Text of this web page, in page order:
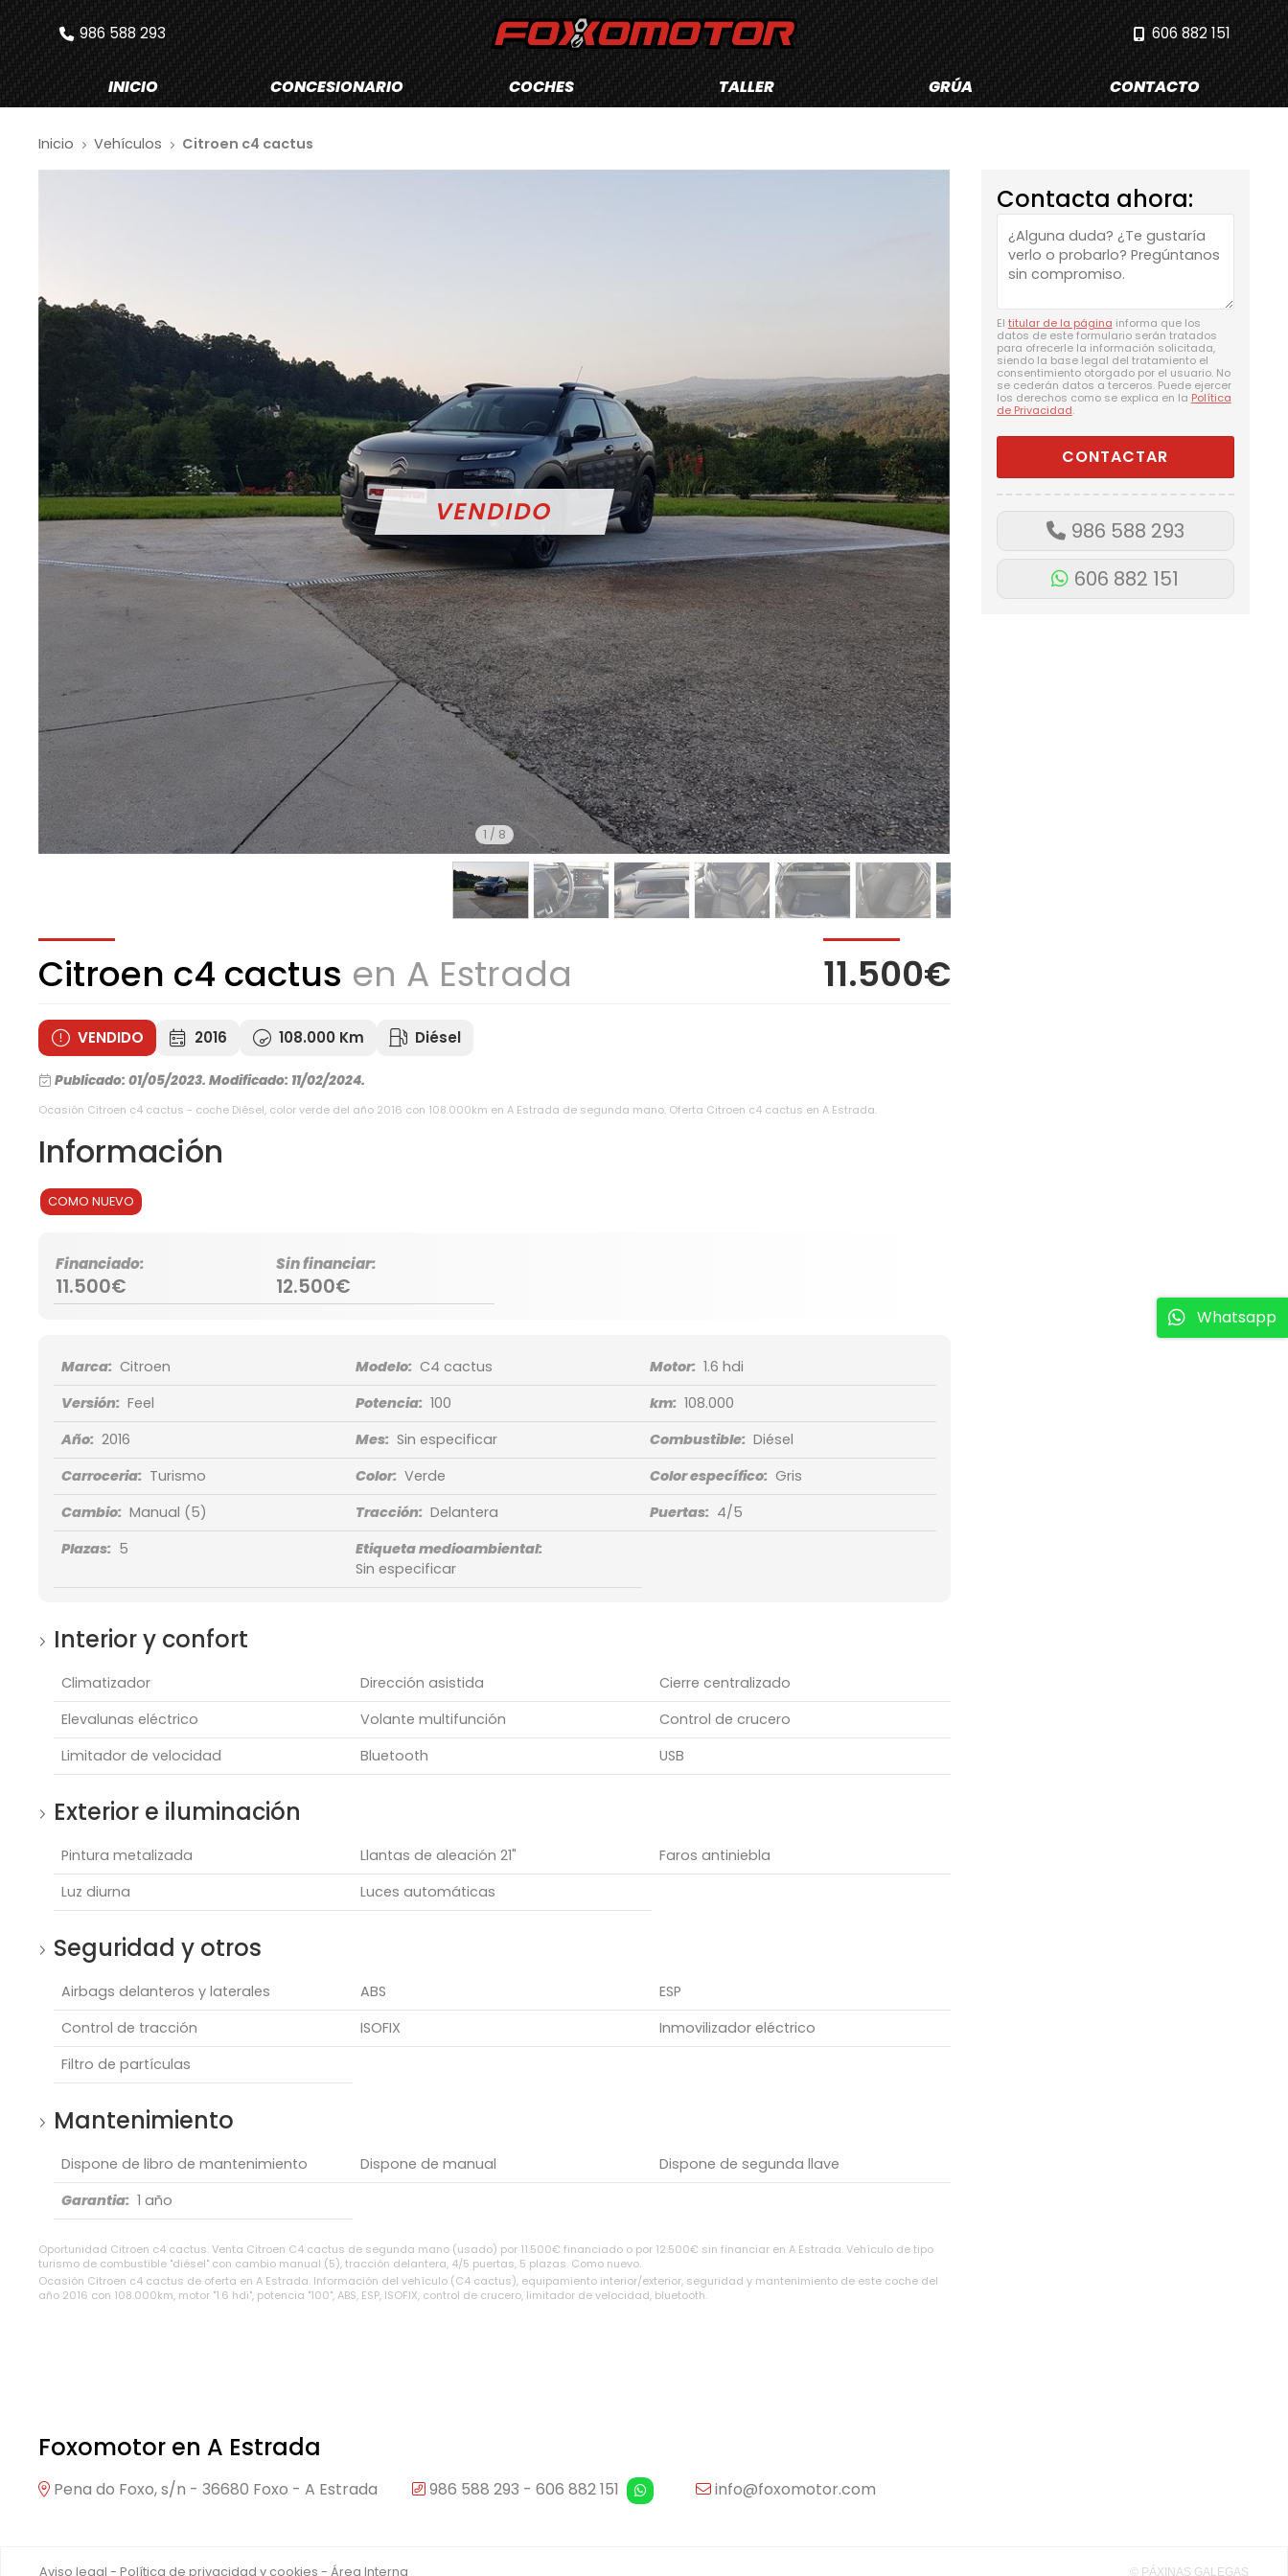
986 588 293 606 882 151
INICIO CONCESIONARIO COCHES TALLER GRÚA CONTACTO
Inicio Vehículos Citroen c4 cactus
Contacta ahora:
El titular de la página informa que los
datos de este formulario serán tratados
para ofrecerle la información solicitada,
siendo la base legal del tratamiento el
consentimiento otorgado por el usuario. No
se cederán datos a terceros. Puede ejercer
los derechos como se explica en la Política
de Privacidad.
986 588 293
606 882 151
1 / 8
Citroen c4 cactus en A Estrada 11.500€
VENDIDO 2016 108.000 Km Diésel
Publicado: 01/05/2023. Modificado: 11/02/2024.
Ocasión Citroen c4 cactus - coche Diésel, color verde del año 2016 con 108.000km en A Estrada de segunda mano. Oferta Citroen c4 cactus en A Estrada.
Información
COMO NUEVO
Financiado:
11.500€
Sin financiar:
12.500€
Marca: Citroen Modelo: C4 cactus Motor: 1.6 hdi
Versión: Feel Potencia: 100 km: 108.000
Año: 2016 Mes: Sin especificar Combustible: Diésel
Carroceria: Turismo Color: Verde Color específico: Gris
Cambio: Manual (5) Tracción: Delantera Puertas: 4/5
Plazas: 5
Etiqueta medioambiental:
Sin especificar
Interior y confort
Climatizador Dirección asistida
Cierre centralizado
Elevalunas eléctrico
Volante multifunción
Control de crucero
Limitador de velocidad
Bluetooth USB
Exterior e iluminación
Pintura metalizada Llantas de aleación 21"
Faros antiniebla
Luz diurna
Luces automáticas
Seguridad y otros
Airbags delanteros y laterales ABS
ESP
Control de tracción
ISOFIX
Inmovilizador eléctrico
Filtro de partículas
Mantenimiento
Dispone de libro de mantenimiento Dispone de manual
Dispone de segunda llave
Garantia: 1 año
Oportunidad Citroen c4 cactus. Venta Citroen C4 cactus de segunda mano (usado) por 11.500€ financiado o por 12.500€ sin financiar en A Estrada. Vehículo de tipo
turismo de combustible "diésel" con cambio manual (5), tracción delantera, 4/5 puertas, 5 plazas. Como nuevo.
Ocasión Citroen c4 cactus de oferta en A Estrada. Información del vehículo (C4 cactus), equipamiento interior/exterior, seguridad y mantenimiento de este coche del
año 2016 con 108.000km, motor "1.6 hdi", potencia "100", ABS, ESP, ISOFIX, control de crucero, limitador de velocidad, bluetooth.
Whatsapp
Foxomotor en A Estrada
Pena do Foxo, s/n - 36680 Foxo - A Estrada 986 588 293 -606 882 151 info@foxomotor.com
Aviso legal -Política de privacidad y cookies -Área Interna © PÁXINAS GALEGAS